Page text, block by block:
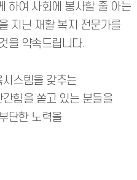
하여 사회에 봉사할 줄 아는
지닌 재활 복지 전문가를
을 약속드립니다.
스템을 갖추는
힘을 쏟고 있는 분들을
단한 노력을